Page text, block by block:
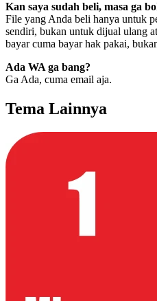
Kan saya sudah beli, masa ga
File yang Anda beli hanya untuk
sendiri, bukan untuk dijual ulang
bayar cuma bayar hak pakai,
Ada WA ga bang?
Ga Ada, cuma email aja.
Tema Lainnya